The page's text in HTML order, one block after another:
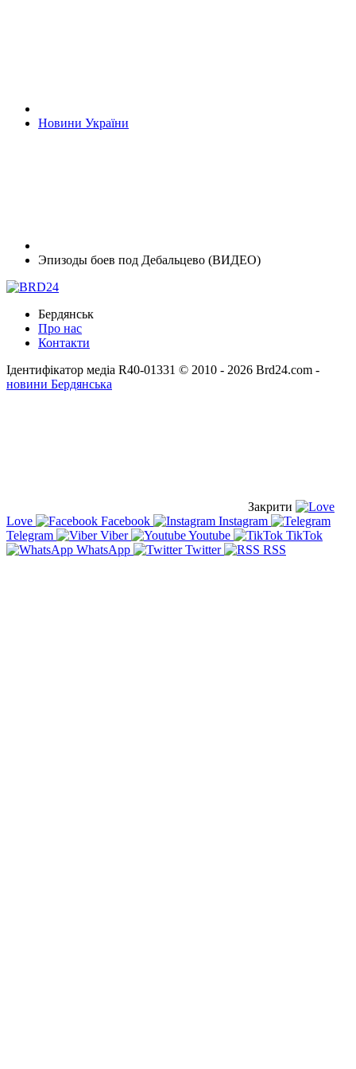
Новини України
Эпизоды боев под Дебальцево (ВИДЕО)
Бердянськ
Про нас
Контакти
Ідентифікатор медіа R40-01331 © 2010 - 2026 Brd24.com -
новини Бердянська
Закрити
Love
Facebook
Instagram
Telegram
Viber Youtube
TikTok
WhatsApp
Twitter RSS